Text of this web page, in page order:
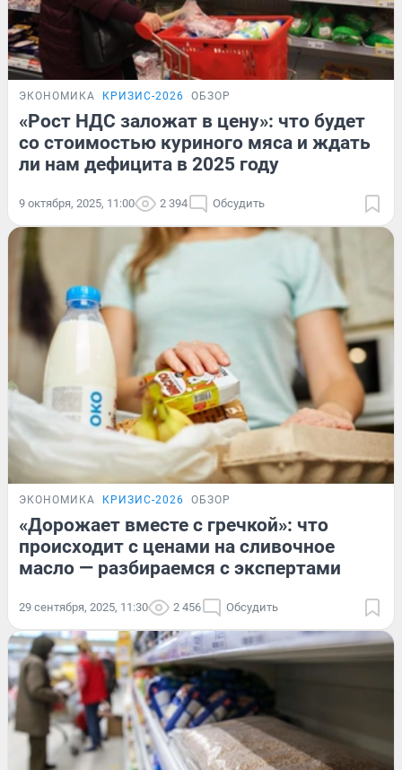
ЭКОНОМИКА КРИЗИС-2026 ОБЗОР
«Рост НДС заложат в цену»: что будет
со стоимостью куриного мяса и ждать
ли нам дефицита в 2025 году
9 октября, 2025, 11:00 2 394 Обсудить
ЭКОНОМИКА КРИЗИС-2026 ОБЗОР
«Дорожает вместе с гречкой»: что
происходит с ценами на сливочное
масло — разбираемся с экспертами
29 сентября, 2025, 11:30 2 456 Обсудить